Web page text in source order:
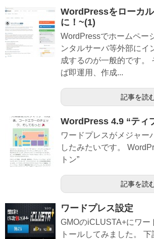
WordPressをローカ
に！~(1)
WordPressでホームペー
ンタルサーバ等外部にイ
成するのが一般的です。
ば即運用、作成...
記事を読
WordPress 4.9 “ティ
ワードプレスがメジャー
したみたいです。
トン”
記事を読
ワードプレス設定
GMOのiCLUSTA+にワー
トールしてみました。